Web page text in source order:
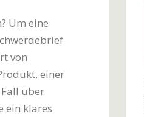
Um eine
von
einer
über
ein klares